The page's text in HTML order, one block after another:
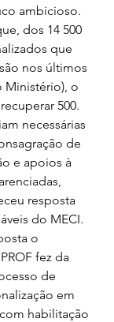
ambicioso.
dos 14 500
que
nos últimos
Ministério), o
500.
necessárias
de
e apoios à
resposta
do MECI.
o
fez da
de
em
habilitação